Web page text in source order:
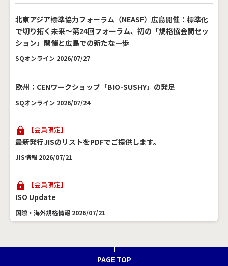
北東アジア標準協力フォーラム（NEASF）広島開催：標準化
で切り拓く未来～第24回フォーラム、初の「規格協会間セッ
ション」開催と広島での新たな一歩
SQオンライン 2026/07/27
欧州：CENワークショップ「BIO-SUSHY」の発足
SQオンライン 2026/07/24
【会員限定】
最新発行JISのリストをPDFでご提供します。
JIS情報 2026/07/21
【会員限定】
ISO Update
国際・海外規格情報 2026/07/21
PAGE TOP